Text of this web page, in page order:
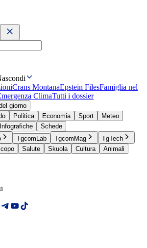
Crans MontanaEpstein FilesFamiglia nel
ClimaTutti i dossier
giorno
Politica Economia Sport
Meteo
Infografiche
Schede
TgcomLab TgcomMag
TgTech
Salute Skuola Cultura
Animali